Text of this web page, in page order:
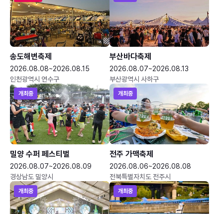
송도해변축제
2026.08.08~2026.08.15
인천광역시 연수구
부산바다축제
2026.08.07~2026.08.13
부산광역시 사하구
개최중
밀양 수퍼 페스티벌
2026.08.07~2026.08.09
경상남도 밀양시
개최중
전주 가맥축제
2026.08.06~2026.08.08
전북특별자치도 전주시
개최중 개최중